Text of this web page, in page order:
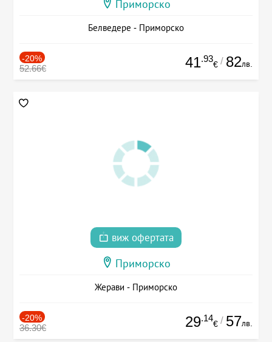
Приморско
Белведере - Приморско
-20%
52.66€ 41.93
€ / 82лв.
виж офертата
Приморско
Жерави - Приморско
-20%
36.30€ 29.14
€ / 57лв.